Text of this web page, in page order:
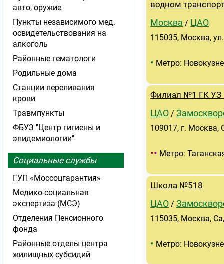
водном
Москва / ЦАО
115035, Москва,
• Метро:
Филиал №1 ГК УЗ
ЦАО /
109017, г. Москва,
•• Метро:
Школа №518
ЦАО /
115035, Москва,
• Метро:
авто, оружие
Пункты независимого мед.
освидетельствования на
алкоголь
Районные гематологи
Родильные дома
Станции переливания
крови
Травмпункты
ФБУЗ "Центр гигиены и
эпидемиологии"
Социальные службы
ГУП «Моссоцгарантия»
Медико-социальная
экспертиза (МСЭ)
Отделения Пенсионного
фонда
Районные отделы центра
жилищных субсидий